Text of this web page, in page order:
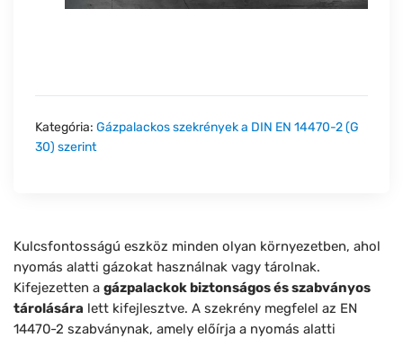
Kategória: Gázpalackos szekrények a DIN EN 14470-2 (G
30) szerint
Kulcsfontosságú eszköz minden olyan környezetben, ahol
nyomás alatti gázokat használnak vagy tárolnak.
Kifejezetten a gázpalackok biztonságos és szabványos
tárolására lett kifejlesztve. A szekrény megfelel az EN
14470-2 szabványnak, amely előírja a nyomás alatti